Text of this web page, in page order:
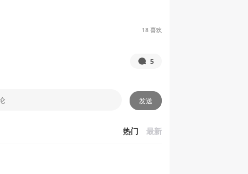
18喜欢
5
发送
热门 最新